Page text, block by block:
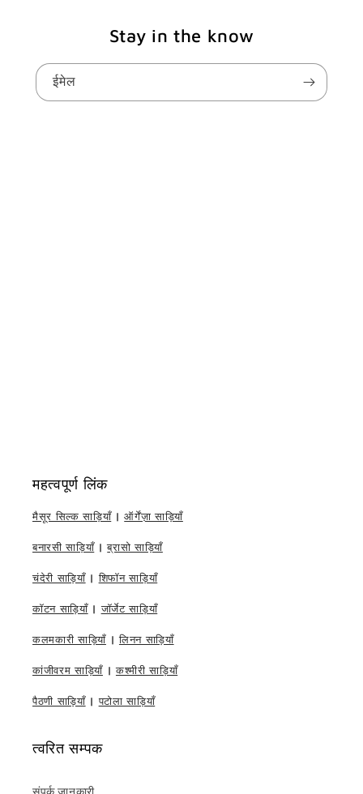
Stay in the know
ईमेल
महत्वपूर्ण लिंक
मैसूर सिल्क साड़ियाँ|ऑर्गेंज़ा साड़ियाँ
बनारसी साड़ियाँ|ब्रासो साड़ियाँ
चंदेरी साड़ियाँ|शिफॉन साड़ियाँ
कॉटन साड़ियाँ|जॉर्जेट साड़ियाँ
कलमकारी साड़ियाँ|लिनन साड़ियाँ
कांजीवरम साड़ियाँ|कश्मीरी साड़ियाँ
पैठणी साड़ियाँ|पटोला साड़ियाँ
त्वरित सम्पक